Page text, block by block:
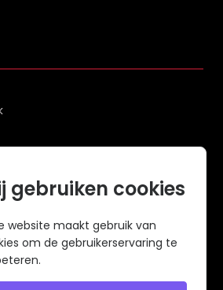
20gebruiken cookies
website maakt gebruik van
om de gebruikerservaring te